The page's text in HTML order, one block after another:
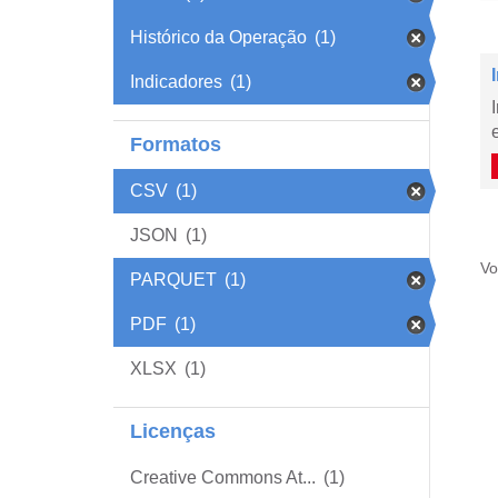
Histórico da Operação (1)
Indicadores (1)
Formatos
CSV (1)
JSON (1)
PARQUET (1)
PDF (1)
XLSX (1)
Licenças
Creative Commons At... (1)